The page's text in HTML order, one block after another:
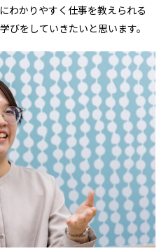
わかりやすく仕事を教えられる
びをしていきたいと思います。